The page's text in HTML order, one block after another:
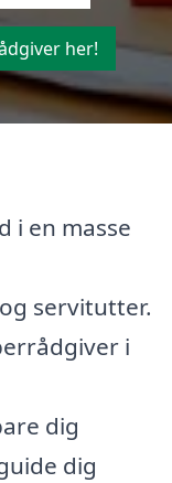
her!
i en masse
servitutter.
i
dig
dig